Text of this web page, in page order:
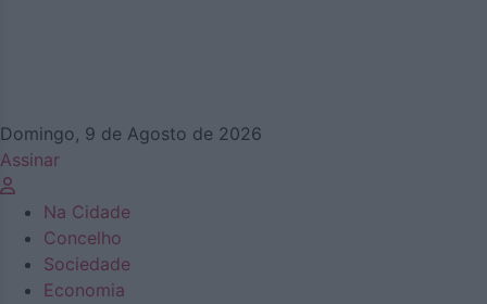
Domingo, 9 de Agosto de 2026
Assinar
Na Cidade
Concelho
Sociedade
Economia